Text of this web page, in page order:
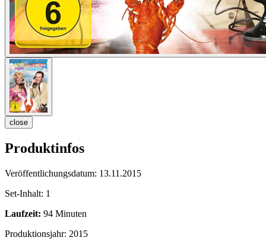
close
Produktinfos
Veröffentlichungsdatum: 13.11.2015
Set-Inhalt: 1
Laufzeit: 94 Minuten
Produktionsjahr: 2015